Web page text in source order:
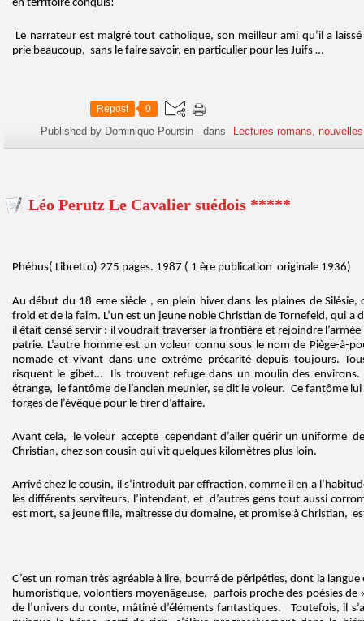
en territoire conquis!
Le narrateur est malgré tout catholique, son meilleur ami qu’il a
prie beaucoup, sans le faire savoir, en particulier pour les Juifs …
Repost 0
Published by Dominique Poursin -dans Lectures romans, nouvelles
Léo Perutz Le Cavalier suédois *****
Phébus( Libretto) 275 pages. 1987 ( 1 ère publication originale 1936)
Au début du 18 eme siècle , en plein hiver dans les plaines de
froid et de la faim. L’un est un jeune noble Christian de Tornefeld, qui a
il était censé servir : il voudrait traverser la frontière et rejoindre l’armée
patrie. L’autre homme est un voleur connu sous le nom de Piège-à-
nomade et vivant dans une extrême précarité depuis toujours.
risquent le gibet… Ils trouvent refuge dans un moulin des
étrange, le fantôme de l’ancien meunier, se dit le voleur. Ce fantôme
forges de l’évêque pour le tirer d’affaire.
Avant cela, le voleur accepte cependant d’aller quérir un uniforme
Christian, chez son cousin qui vit quelques kilomètres plus loin.
Arrivé chez le cousin, il s’introduit par effraction, comme il en a
les différents serviteurs, l’intendant, et d’autres gens tout aussi
est mort, sa jeune fille, maîtresse du domaine, et promise à Christian,
C’est un roman très agréable à lire, bourré de péripéties, dont la
humoristique, volontiers moyenâgeuse, parfois proche des poésies de
de l’univers du conte, mâtiné d’éléments fantastiques. Toutefois, il